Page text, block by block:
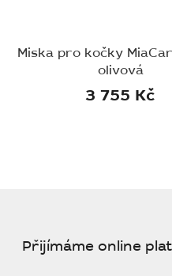
Miska pro kočky
olivová
3 755 Kč
Přijímáme online